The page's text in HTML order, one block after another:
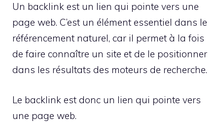
Un backlink est un lien qui pointe vers une
page web. C’est un élément essentiel dans le
référencement naturel, car il permet à la fois
de faire connaître un site et de le positionner
dans les résultats des moteurs de recherche.
Le backlink est donc un lien qui pointe vers
une page web.